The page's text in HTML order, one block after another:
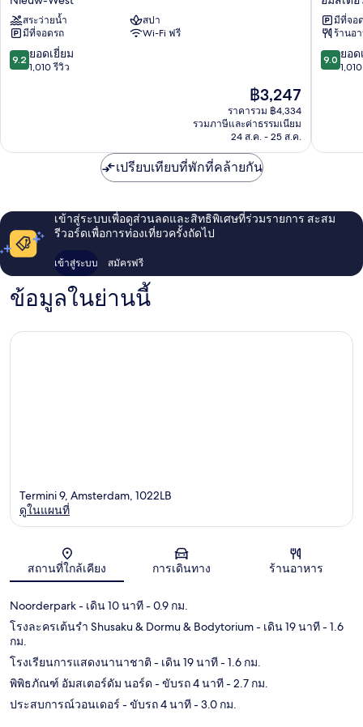
เวสต์
คอร์ด
แฟชั่น
อัมสเตอร์ดัม
Nieuw-
สระว่ายน้ำ
สปา
มีที่จอดรถ
Wi-Fi ฟรี
9.2
จาก
9.2 ยอดเยี่ยม
1,010 รีวิว
ราคา
ปัจจุบัน
คือ
฿3,247
฿3,247
ราคารวม ฿4,334
รวมภาษีและค่าธรรมเนียม
24 ส.ค. - 25 ส.ค.
อัมสเต
เซา
ท์
มีที่จอ
ร้านอ
9.0
จาก
9.0 ยอด
เปรียบเทียบที่พักที่คล้ายกัน
เข้าสู่ระบบเพื่อดูส่วนลดและสิทธิพิเศษที่ร่วมรายการ สะสม
รีวอร์ดเพื่อการท่องเที่ยวครั้งถัดไป
เข้าสู่ระบบ สมัครฟรี
ข้อมูลในย่านนี้
แผนที่
Termini 9, Amsterdam, 1022LB
ดูในแผนที่
สถานที่ใกล้เคียง การเดินทาง ร้านอาหาร
Noorderpark- เดิน 10 นาที- 0.9 กม.
โรงละครเต้นรำ Shusaku & Dormu & Bodytorium- เดิน 19 นาที- 1.6
กม.
โรงเรียนการแสดงนานาชาติ - เดิน 19 นาที- 1.6 กม.
พิพิธภัณฑ์ อัมสเตอร์ดัม นอร์ด - ขับรถ 4 นาที- 2.7 กม.
ประสบการณ์วอนเดอร์ - ขับรถ 4 นาที- 3.0 กม.